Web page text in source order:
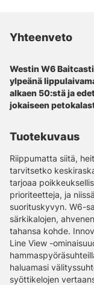
Yhteenveto
Westin W6
ylpeänä
alkaen 50:stä ja
jokaiseen
Tuotekuvaus
Riippumatta siitä,
tarvitsetko
tarjoaa
prioriteetteja, ja
suorituskyvyn. W6-
särkikalojen,
tahansa kohde.
Line View -
haluamasi
syöttikelojen